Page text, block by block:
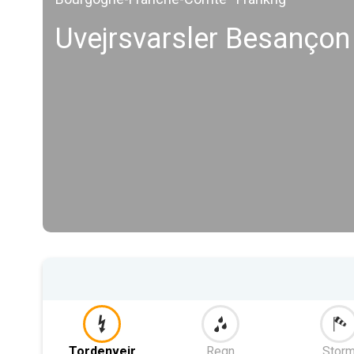
Uvejrsvarsler Besançon